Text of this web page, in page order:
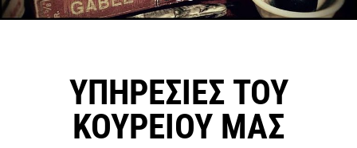
ΥΠΗΡΕΣΙΕΣ ΤΟΥ
ΚΟΥΡΕΙΟΥ ΜΑΣ